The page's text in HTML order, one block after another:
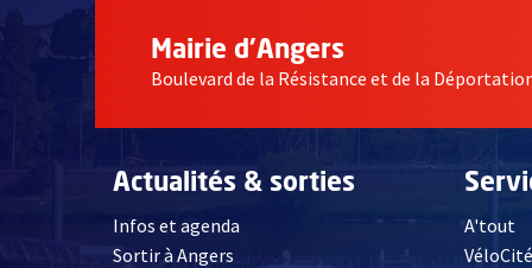
Mairie d'Angers
Boulevard de la Résistance et de la Déportation
Actualités & sorties
Infos et agenda
Sortir à Angers
A'tout
VéloCité